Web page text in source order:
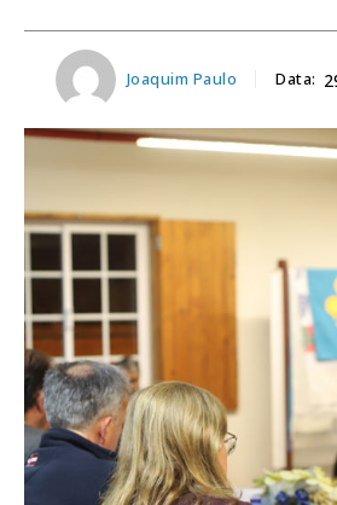
Joaquim Paulo Data: